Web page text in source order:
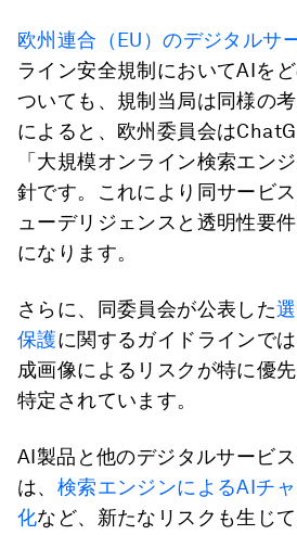
欧州連合（EU）のデジタルサ
ライン安全規制においてAIを
ついても、規制当局は同様の
によると、欧州委員会は
「大規模オンライン検索エン
針です。これにより同サービ
ューデリジェンスと透明性要
になります。
さらに、同委員会が公表した
保護に関するガイドラインで
成画像によるリスクが特に優
特定されています。
AI製品と他のデジタルサービ
は、 検索エンジンによるAIチ
化など、新たなリスクも生じ